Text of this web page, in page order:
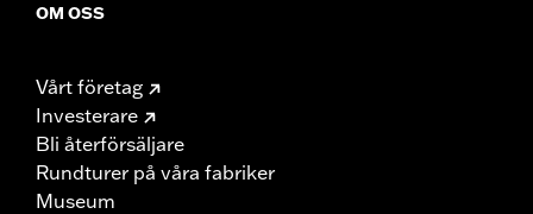
OM OSS
Vårt företag
Investerare
Bli återförsäljare
Rundturer på våra fabriker
Museum